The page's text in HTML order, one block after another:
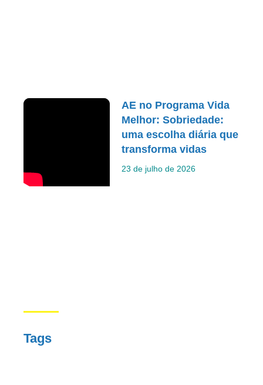
AE no Programa Vida
Melhor: Sobriedade:
uma escolha diária que
transforma vidas
23 de julho de 2026
Tags